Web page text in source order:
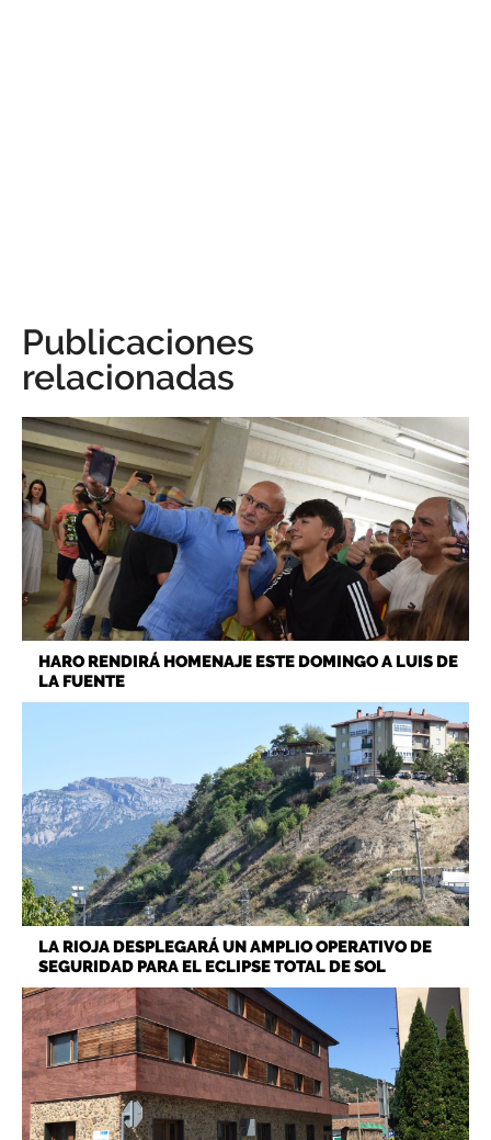
Publicaciones
relacionadas
HARO RENDIRÁ HOMENAJE ESTE DOMINGO A LUIS DE
LA FUENTE
LA RIOJA DESPLEGARÁ UN AMPLIO OPERATIVO DE
SEGURIDAD PARA EL ECLIPSE TOTAL DE SOL